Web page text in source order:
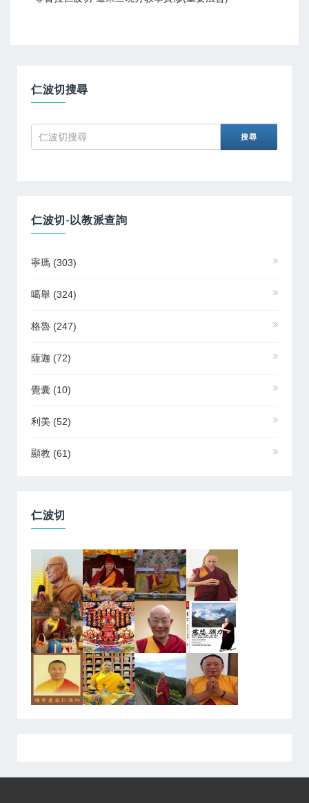
仁波切搜尋
仁波切-以教派查詢
寧瑪 (303)
噶舉 (324)
格魯 (247)
薩迦 (72)
覺囊 (10)
利美 (52)
顯教 (61)
仁波切